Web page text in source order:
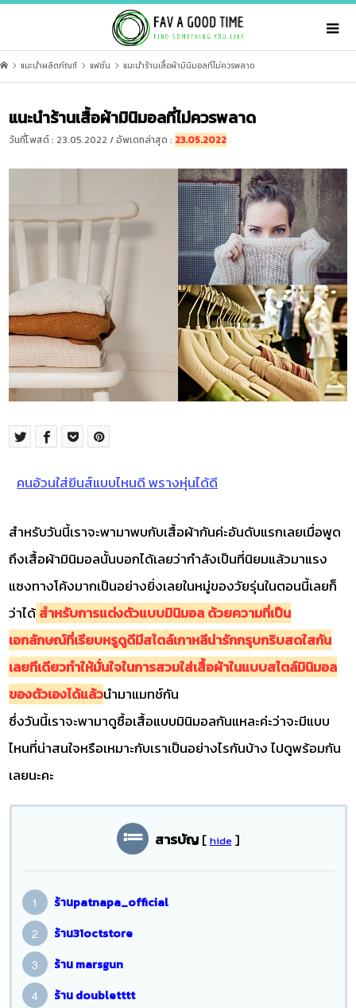
แนะนำผลิตภัณฑ์ แฟชั่น แนะนำร้านเสื้อผ้ามินิมอลที่ไม่ควรพลาด
แนะนำร้านเสื้อผ้ามินิมอลที่ไม่ควรพลาด
วันที่โพสต์ : 23.05.2022 / อัพเดทล่าสุด : 23.05.2022
คนอ้วนใส่ยีนส์แบบไหนดี พรางหุ่นได้ดี
สำหรับวันนี้เราจะพามาพบกับเสื้อผ้ากันค่ะอันดับแรกเลยเมื่อพูด
ถึงเสื้อผ้ามินิมอลนั้นบอกได้เลยว่ากำลังเป็นที่นิยมแล้วมาแรง
แซงทางโค้งมากเป็นอย่างยิ่งเลยในหมู่ของวัยรุ่นในตอนนี้เลยก็
ว่าได้สำหรับการแต่งตัวแบบมินิมอล ด้วยความที่เป็น
เอกลักษณ์ที่เรียบหรูดูดีมีสไตล์เกาหลีน่ารักกรุบกริบสดใสกัน
เลยทีเดียวทำให้มั่นใจในการสวมใส่เสื้อผ้าในแบบสไตล์มินิมอล
ของตัวเองได้แล้วนำมาแมทช์กัน
ซึ่งวันนี้เราจะพามาดูซื้อเสื้อแบบมินิมอลกันแหละค่ะว่าจะมีแบบ
ไหนที่น่าสนใจหรือเหมาะกับเราเป็นอย่างไรกันบ้าง ไปดูพร้อมกัน
เลยนะคะ
สารบัญ [ hide ]
ร้านpatnapa_official
ร้าน31octstore
ร้าน marsgun
ร้าน doubletttt